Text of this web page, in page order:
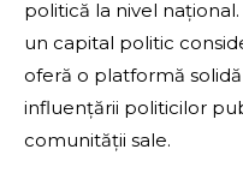
politică la nivel
un capital politic
oferă o platformă
influențării politicilor
comunității sale.